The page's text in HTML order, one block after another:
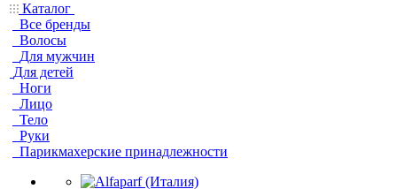
Каталог
Все бренды
Волосы
Для мужчин
Для детей
Ноги
Лицо
Тело
Руки
Парикмахерские принадлежности